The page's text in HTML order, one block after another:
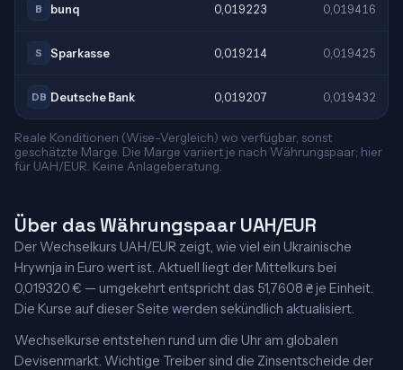
B bunq 0,019223 0,019416
S Sparkasse 0,019214 0,019425
DB Deutsche Bank 0,019207 0,019432
Reale Konditionen (Wise-Vergleich) wo verfügbar, sonst
geschätzte Marge. Die Marge variiert je nach Währungspaar; hier
für UAH/EUR. Keine Anlageberatung.
Über das Währungspaar UAH/EUR
Der Wechselkurs UAH/EUR zeigt, wie viel ein Ukrainische
Hrywnja in Euro wert ist. Aktuell liegt der Mittelkurs bei
0,019320 € — umgekehrt entspricht das 51,7608 ₴ je Einheit.
Die Kurse auf dieser Seite werden sekündlich aktualisiert.
Wechselkurse entstehen rund um die Uhr am globalen
Devisenmarkt. Wichtige Treiber sind die Zinsentscheide der